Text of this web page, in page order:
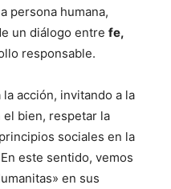
persona humana,
un diálogo entre fe,
responsable.
acción, invitando a la
bien, respetar la
sociales en la
este sentido, vemos
en sus